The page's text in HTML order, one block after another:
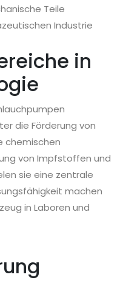
Teile
Industrie
in
die Förderung von
chemischen
von Impfstoffen und
sie eine zentrale
machen
in Laboren und